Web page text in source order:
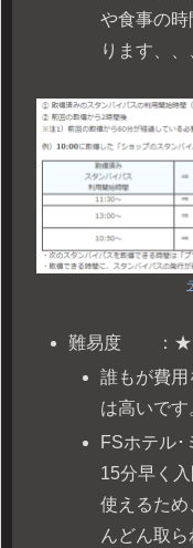
や食事の
ります、、
難易度 ：
誰もが費
は高いです
FSホテル･
15分早く
使えるた
んどん取ら